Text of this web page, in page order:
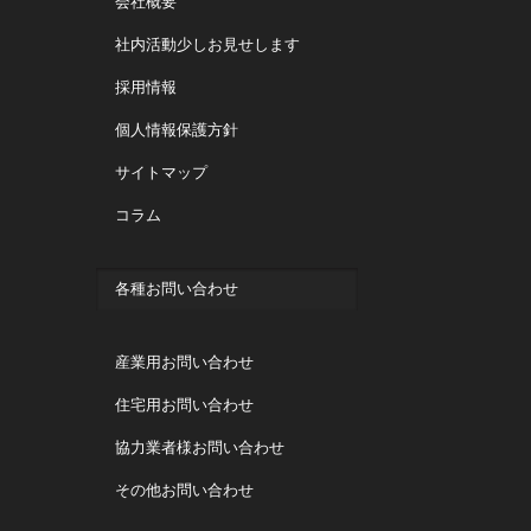
社内活動少しお見せします
採用情報
個人情報保護方針
サイトマップ
コラム
各種お問い合わせ
産業用お問い合わせ
住宅用お問い合わせ
協力業者様お問い合わせ
その他お問い合わせ